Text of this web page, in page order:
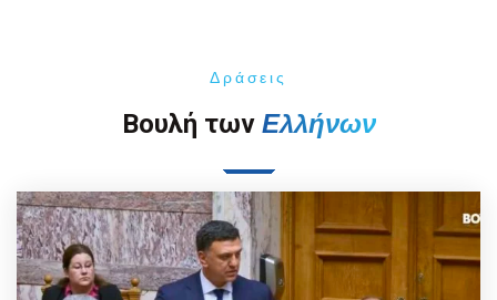
Δράσεις
Βουλή των Ελλήνων